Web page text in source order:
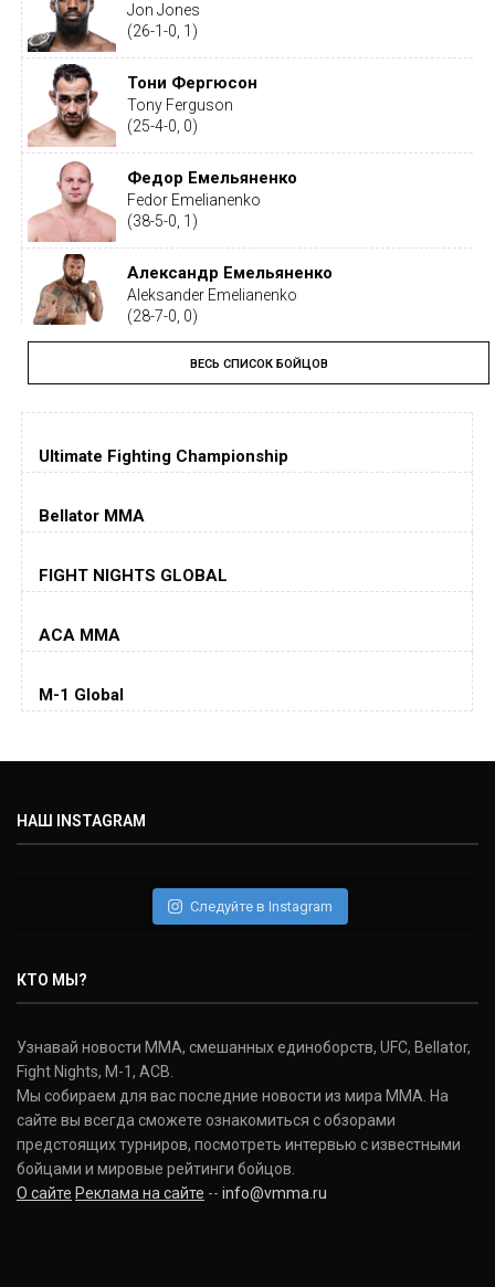
Jon Jones
(26-1-0, 1)
Тони Фергюсон
Tony Ferguson
(25-4-0, 0)
Федор Емельяненко
Fedor Emelianenko
(38-5-0, 1)
Александр Емельяненко
Aleksander Emelianenko
(28-7-0, 0)
Тайрон Вудли
Tyron Woodley
(19-5-1, 0)
Дастин Порье
(26-6-0, 1)
Jorge Masvidal
Колби Ковингтон
Дэниель Кормье
(22-2-0, 1)
Donald Cerrone
(36-15-0, 1)
Исраэль Адесанья
Israel Adesanya
(19-0-0, 0)
ВЕСЬ СПИСОК БОЙЦОВ
Ultimate Fighting Championship
Bellator MMA
FIGHT NIGHTS GLOBAL
ACA MMA
M-1 Global
НАШ INSTAGRAM
Следуйте в Instagram
КТО МЫ?
Узнавай новости ММА, смешанных единоборств, UFC, Bellator,
Fight Nights, M-1, ACB.
Мы собираем для вас последние новости из мира ММА. На
сайте вы всегда сможете ознакомиться с обзорами
предстоящих турниров, посмотреть интервью с известными
бойцами и мировые рейтинги бойцов.
О сайте Реклама на сайте -- info@vmma.ru